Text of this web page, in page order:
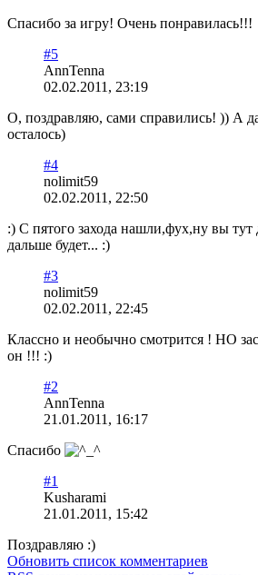
Спасибо за игру! Очень понравилась!!!
#5
AnnTenna
02.02.2011, 23:19
О, поздравляю, сами справились! )) А
осталось)
#4
nolimit59
02.02.2011, 22:50
:) С пятого захода нашли,фух,ну вы
дальше будет... :)
#3
nolimit59
02.02.2011, 22:45
Классно и необычно смотрится ! НО
он !!! :)
#2
AnnTenna
21.01.2011, 16:17
Спасибо
#1
Kusharami
21.01.2011, 15:42
Поздравляю :)
Обновить список комментариев